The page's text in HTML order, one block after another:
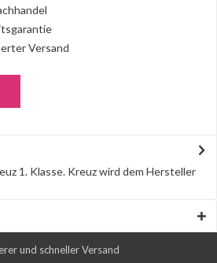
Versand
1. Klasse. Kreuz wird dem Hersteller
und schneller Versand